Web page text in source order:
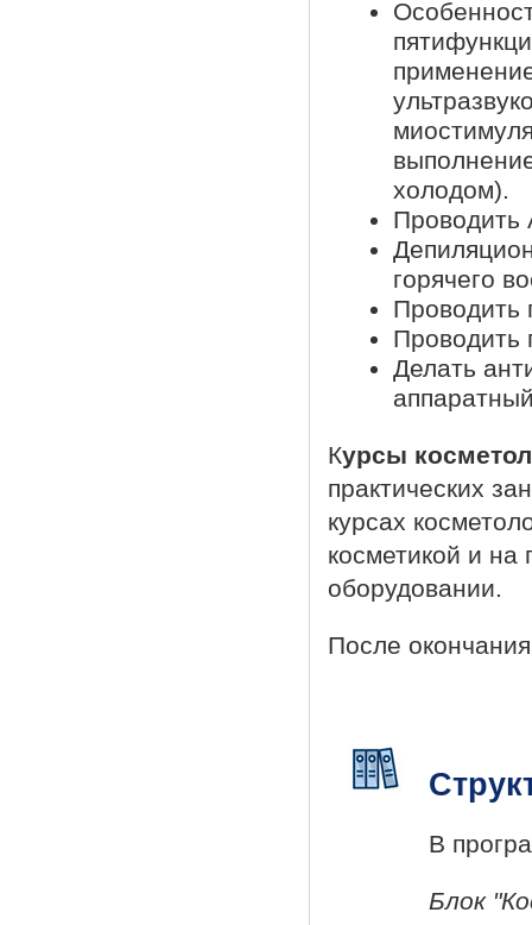
холодом).
Проводить
горячего
Проводить
Проводить
Делать
Курсы
практических
курсах
косметикой и на
оборудовании.
После
В
Блок